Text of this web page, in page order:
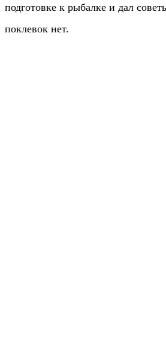
подготовке к рыбалке и дал
поклевок нет.